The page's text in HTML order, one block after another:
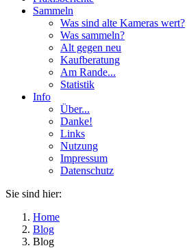
Sammeln
Was sind alte Kameras wert?
Was sammeln?
Alt gegen neu
Kaufberatung
Am Rande...
Statistik
Info
Über...
Danke!
Links
Nutzung
Impressum
Datenschutz
Sie sind hier:
Home
Blog
Blog